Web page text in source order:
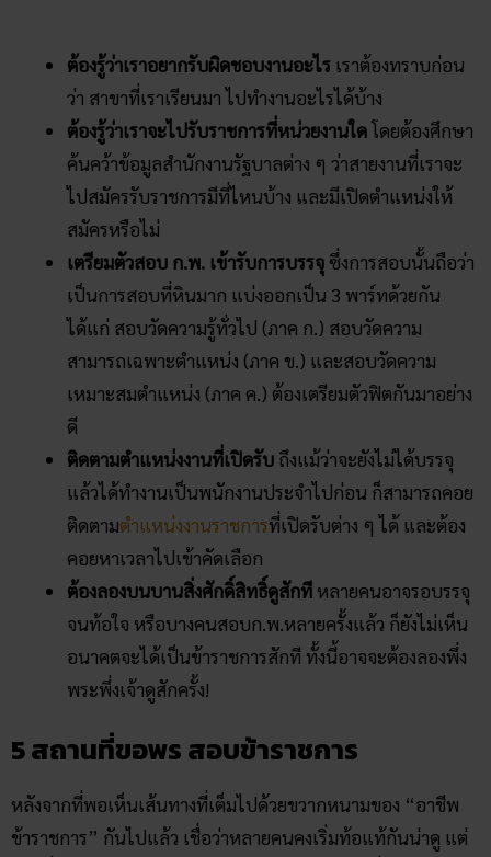
ต้องรู้ว่าเราอยากรับผิดชอบงานอะไร เราต้องทราบก่อน
ว่า สาขาที่เราเรียนมา ไปทำงานอะไรได้บ้าง
ต้องรู้ว่าเราจะไปรับราชการที่หน่วยงานใดโดยต้องศึกษา
ค้นคว้าข้อมูลสำนักงานรัฐบาลต่าง ๆ ว่าสายงานที่เราจะ
ไปสมัครรับราชการมีที่ไหนบ้าง และมีเปิดตำแหน่งให้
สมัครหรือไม่
เตรียมตัวสอบ ก.พ. เข้ารับการบรรจุ ซึ่งการสอบนั้นถือว่า
เป็นการสอบที่หินมาก แบ่งออกเป็น 3 พาร์ทด้วยกัน
ได้แก่ สอบวัดความรู้ทั่วไป (ภาค ก.) สอบวัดความ
สามารถเฉพาะตำแหน่ง (ภาค ข.) และสอบวัดความ
เหมาะสมตำแหน่ง (ภาค ค.) ต้องเตรียมตัวฟิตกันมาอย่าง
ดี
ติดตามตำแหน่งงานที่เปิดรับ ถึงแม้ว่าจะยังไม่ได้บรรจุ
แล้วได้ทำงานเป็นพนักงานประจำไปก่อน ก็สามารถคอย
ติดตามตำแหน่งงานราชการที่เปิดรับต่าง ๆ ได้ และต้อง
คอยหาเวลาไปเข้าคัดเลือก
ต้องลองบนบานสิ่งศักดิ์สิทธิ์ดูสักที หลายคนอาจรอบรรจุ
จนท้อใจ หรือบางคนสอบก.พ.หลายครั้งแล้ว ก็ยังไม่เห็น
อนาคตจะได้เป็นข้าราชการสักที ทั้งนี้อาจจะต้องลองพึ่ง
พระพึ่งเจ้าดูสักครั้ง!
5 สถานที่ขอพร สอบข้าราชการ
หลังจากที่พอเห็นเส้นทางที่เต็มไปด้วยขวากหนามของ “อาชีพ
ข้าราชการ” กันไปแล้ว เชื่อว่าหลายคนคงเริ่มท้อแท้กันน่าดู แต่